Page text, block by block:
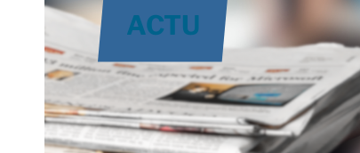
ACTU